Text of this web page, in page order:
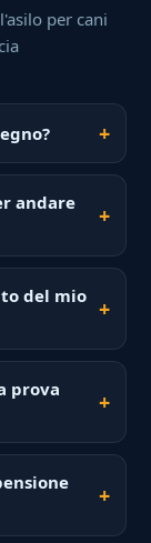
per cani
andare
del mio
prova